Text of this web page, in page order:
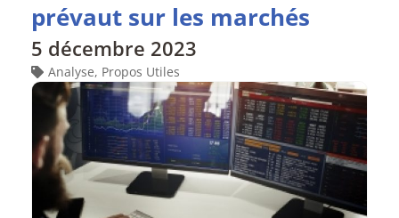
prévaut sur les marchés
5 décembre 2023
Analyse, Propos Utiles